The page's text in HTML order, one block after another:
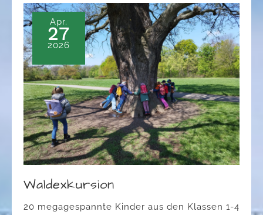
Apr.
27
2026
Waldexkursion
20 megagespannte Kinder aus den Klassen 1-4